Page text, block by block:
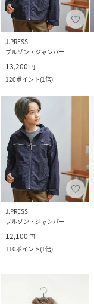
J.PRESS
ブルゾン・ジャンパー
13,200 円
120ポイント(1倍)
J.PRESS
ブルゾン・ジャンパー
12,100 円
110ポイント(1倍)